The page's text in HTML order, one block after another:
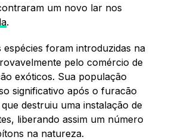
um novo lar nos
.
espécies foram introduzidas na
pelo comércio de
exóticos. Sua população
significativo após o furacão
destruiu uma instalação de
liberando assim um número
na natureza.